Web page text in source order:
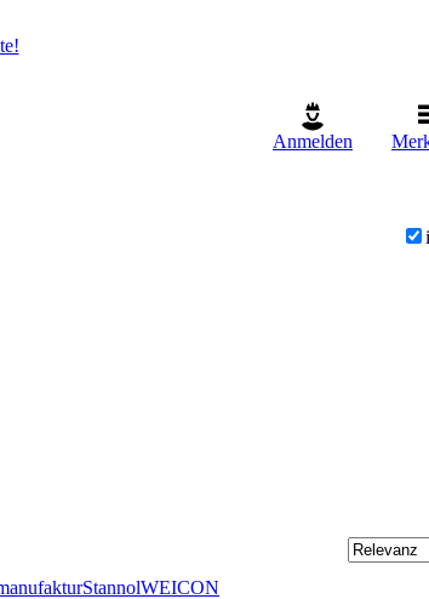
Anmelden
StannolWEICON